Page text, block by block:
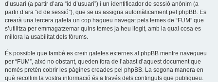
d’usuari (a partir d’ara “id d’usuari”) i un identificador de sessió anònim (a
partir d’ara “id de sessió”), que se us assigna automàticament pel phpBB. Es
crearà una tercera galeta un cop hagueu navegat pels temes de “FUM” que
s’utilitza per emmagatzemar quins temes ja heu llegit, amb la qual cosa es
millora la usabilitat dels fòrums.
És possible que també es creïn galetes externes al phpBB mentre navegueu
per “FUM”, això no obstant, queden fora de l’abast d’aquest document que
només pretén cobrir les pàgines creades pel phpBB. La segona manera en
què recollim la vostra informació és a través dels continguts que publiqueu.